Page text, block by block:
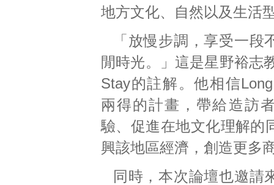
地方文化、自然以及生活
「放慢步調，享受一段
閒時光。」這是星野裕志
Stay的註解。他相信
兩得的計畫，帶給造訪
驗、促進在地文化理解的
興該地區經濟，創造更多
同時，本次論壇也邀請